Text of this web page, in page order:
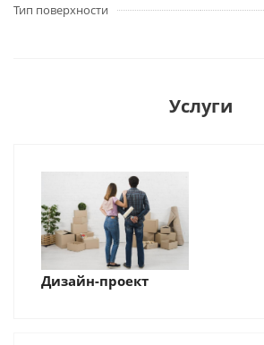
Тип поверхности
Услуги
Дизайн-проект